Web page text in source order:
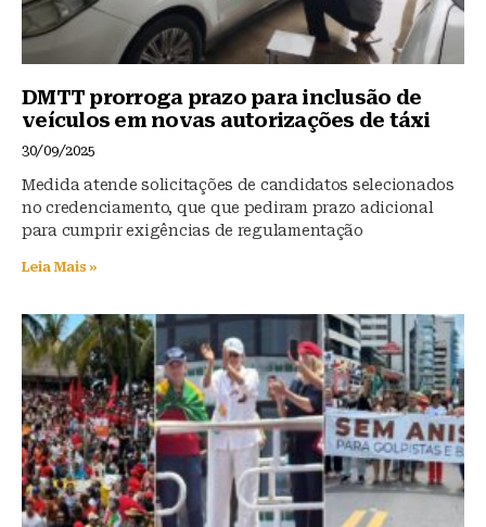
DMTT prorroga prazo para inclusão de
veículos em novas autorizações de táxi
30/09/2025
Medida atende solicitações de candidatos selecionados
no credenciamento, que que pediram prazo adicional
para cumprir exigências de regulamentação
Leia Mais »